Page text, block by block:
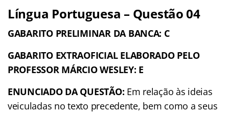
Língua Portuguesa – Questão 04
GABARITO PRELIMINAR DA BANCA: C
GABARITO EXTRAOFICIAL ELABORADO PELO
PROFESSOR MÁRCIO WESLEY: E
ENUNCIADO DA QUESTÃO: Em relação às ideias
veiculadas no texto precedente, bem como a seus